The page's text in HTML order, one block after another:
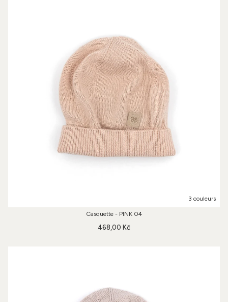
3 couleurs
Casquette - PINK 04
468,00 Kč